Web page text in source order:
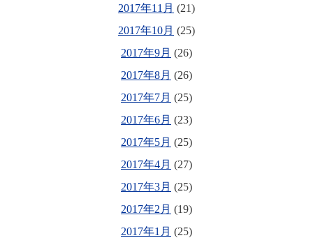
2017年11月 (21)
2017年10月 (25)
2017年9月 (26)
2017年8月 (26)
2017年7月 (25)
2017年6月 (23)
2017年5月 (25)
2017年4月 (27)
2017年3月 (25)
2017年2月 (19)
2017年1月 (25)